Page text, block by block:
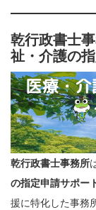
乾行政書士
祉・介護の
乾行政書士事務所
の指定申請サポー
援に特化した事務